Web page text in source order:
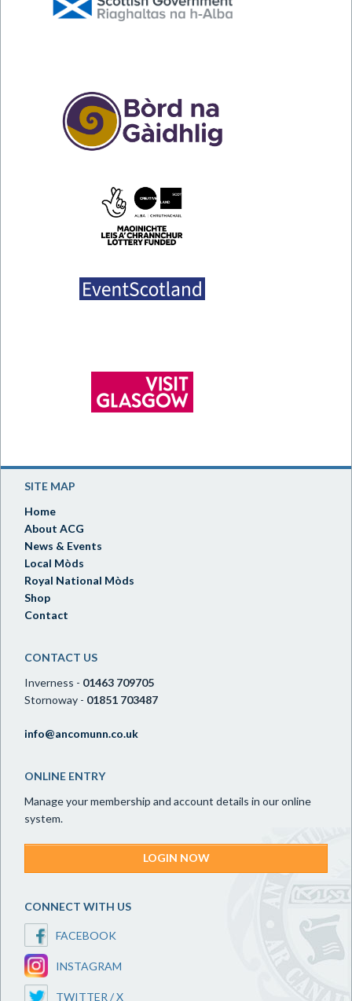
SITE MAP
Home
About ACG
News & Events
Local Mòds
Royal National Mòds
Shop
Contact
CONTACT US
Inverness - 01463 709705
Stornoway - 01851 703487
info@ancomunn.co.uk
ONLINE ENTRY
Manage your membership and account details in our online
system.
LOGIN NOW
CONNECT WITH US
FACEBOOK
INSTAGRAM
TWITTER / X